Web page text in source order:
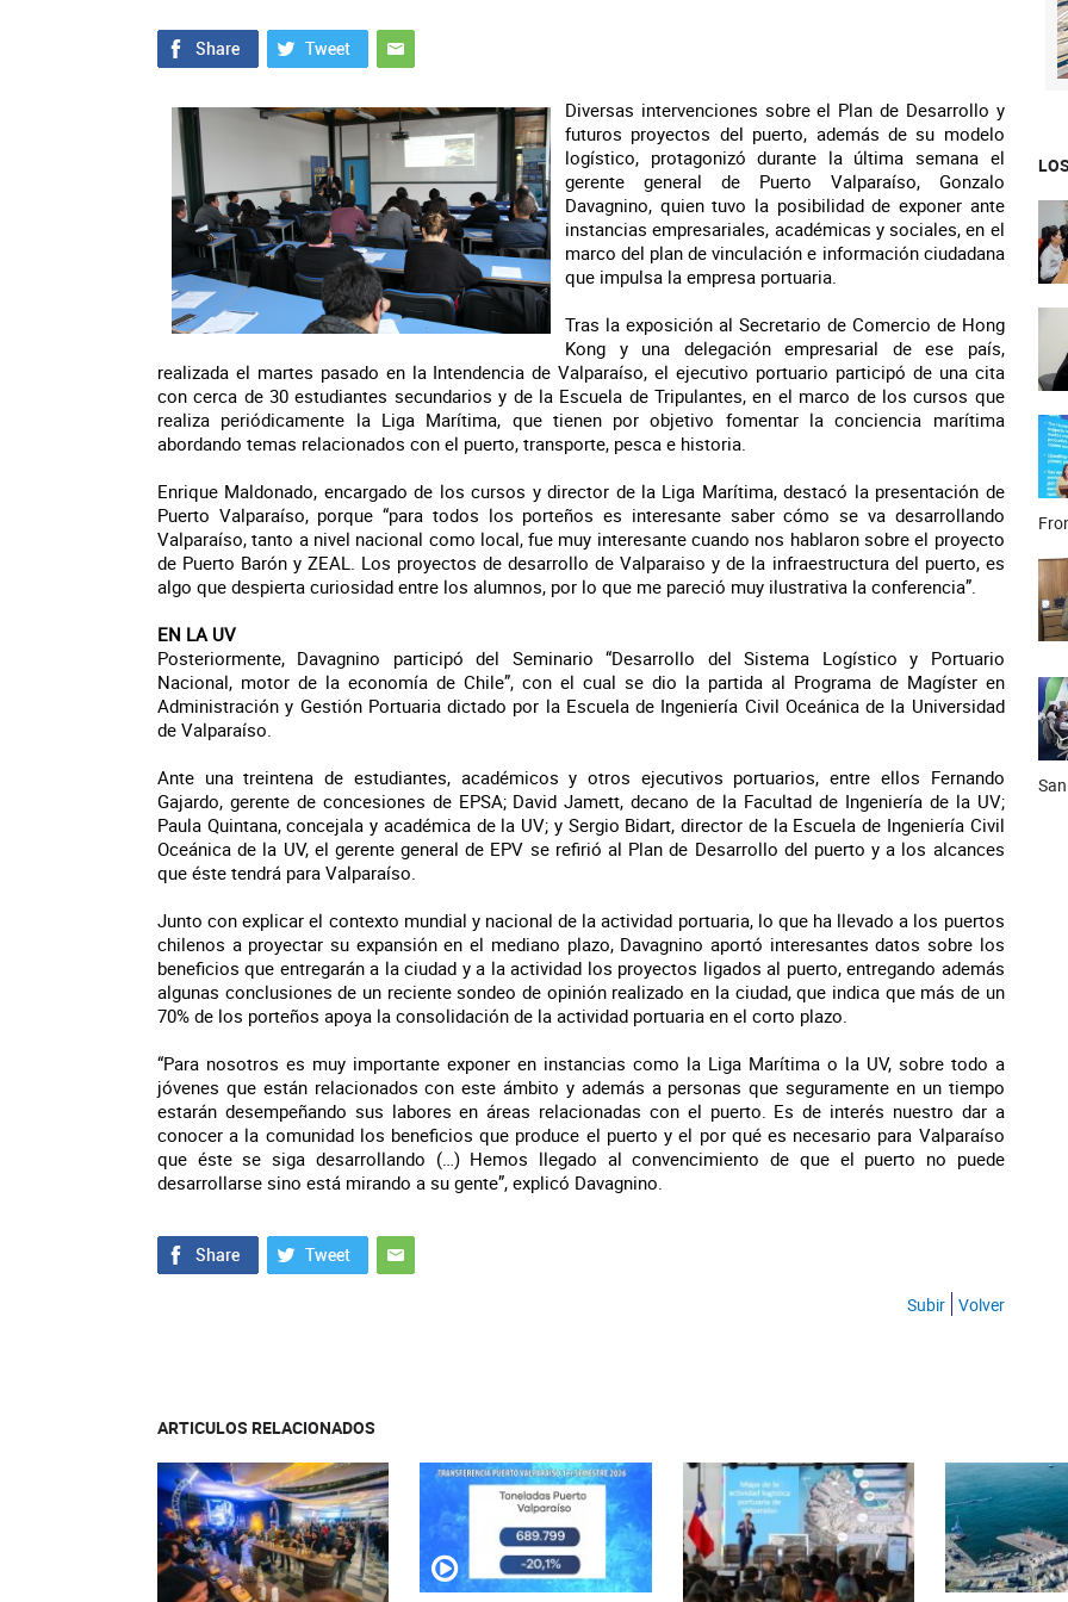
Diversas intervenciones sobre el Plan de Desarrollo y
futuros proyectos del puerto, además de su modelo
logístico, protagonizó durante la última semana el
gerente general de Puerto Valparaíso, Gonzalo
Davagnino, quien tuvo la posibilidad de exponer ante
instancias empresariales, académicas y sociales, en el
marco del plan de vinculación e información ciudadana
que impulsa la empresa portuaria.
Tras la exposición al Secretario de Comercio de Hong
Kong y una delegación empresarial de ese país,
realizada el martes pasado en la Intendencia de Valparaíso, el ejecutivo portuario participó de una cita
con cerca de 30 estudiantes secundarios y de la Escuela de Tripulantes, en el marco de los cursos que
realiza periódicamente la Liga Marítima, que tienen por objetivo fomentar la conciencia marítima
abordando temas relacionados con el puerto, transporte, pesca e historia.
Enrique Maldonado, encargado de los cursos y director de la Liga Marítima, destacó la presentación de
Puerto Valparaíso, porque “para todos los porteños es interesante saber cómo se va desarrollando
Valparaíso, tanto a nivel nacional como local, fue muy interesante cuando nos hablaron sobre el proyecto
de Puerto Barón y ZEAL. Los proyectos de desarrollo de Valparaiso y de la infraestructura del puerto, es
algo que despierta curiosidad entre los alumnos, por lo que me pareció muy ilustrativa la conferencia”.
EN LA UV
Posteriormente, Davagnino participó del Seminario “Desarrollo del Sistema Logístico y Portuario
Nacional, motor de la economía de Chile”, con el cual se dio la partida al Programa de Magíster en
Administración y Gestión Portuaria dictado por la Escuela de Ingeniería Civil Oceánica de la Universidad
de Valparaíso.
Ante una treintena de estudiantes, académicos y otros ejecutivos portuarios, entre ellos Fernando
Gajardo, gerente de concesiones de EPSA; David Jamett, decano de la Facultad de Ingeniería de la UV;
Paula Quintana, concejala y académica de la UV; y Sergio Bidart, director de la Escuela de Ingeniería Civil
Oceánica de la UV, el gerente general de EPV se refirió al Plan de Desarrollo del puerto y a los alcances
que éste tendrá para Valparaíso.
Junto con explicar el contexto mundial y nacional de la actividad portuaria, lo que ha llevado a los puertos
chilenos a proyectar su expansión en el mediano plazo, Davagnino aportó interesantes datos sobre los
beneficios que entregarán a la ciudad y a la actividad los proyectos ligados al puerto, entregando además
algunas conclusiones de un reciente sondeo de opinión realizado en la ciudad, que indica que más de un
70% de los porteños apoya la consolidación de la actividad portuaria en el corto plazo.
“Para nosotros es muy importante exponer en instancias como la Liga Marítima o la UV, sobre todo a
jóvenes que están relacionados con este ámbito y además a personas que seguramente en un tiempo
estarán desempeñando sus labores en áreas relacionadas con el puerto. Es de interés nuestro dar a
conocer a la comunidad los beneficios que produce el puerto y el por qué es necesario para Valparaíso
que éste se siga desarrollando (…) Hemos llegado al convencimiento de que el puerto no puede
desarrollarse sino está mirando a su gente”, explicó Davagnino.
Subir Volver
ARTICULOS RELACIONADOS